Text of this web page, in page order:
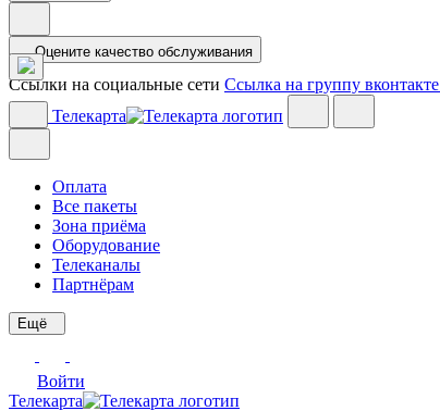
Оцените качество обслуживания
Ссылки на социальные сети Ссылка на группу вконтакте
Телекарта
Оплата
Все пакеты
Зона приёма
Оборудование
Телеканалы
Партнёрам
Ещё
Войти
Телекарта